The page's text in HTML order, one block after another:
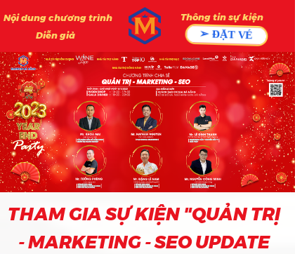
➢ ĐẶT VÉ
NGAY!
Thông tin sự kiện
Nội dung chương trình
Diễn giả
THAM GIA SỰ KIỆN "QUẢN TRỊ
- MARKETING - SEO UPDATE